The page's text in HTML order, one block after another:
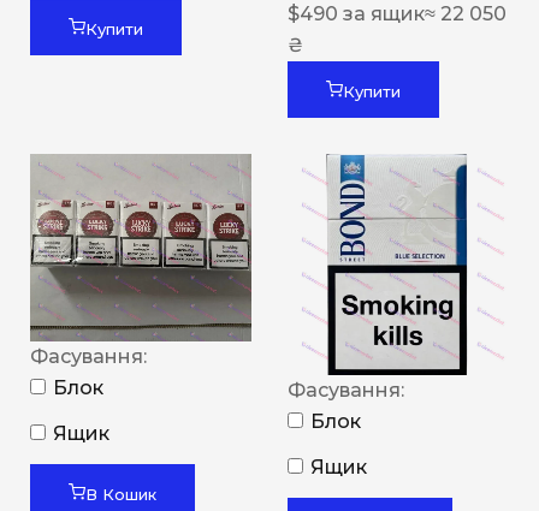
Купити
$490 за ящик≈ 22 050
₴
Купити
Фасування:
Блок
Ящик
В Кошик
Фасування:
Блок
Ящик